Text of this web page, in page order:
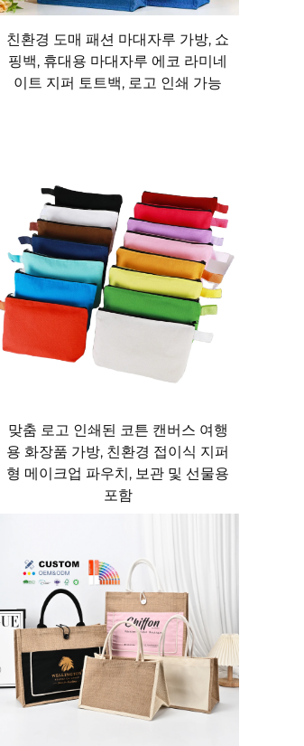
는 저렴해 보이거나(혹은 무료
플라스틱 봉투를 대체할 수
추가로 비용을 절감할 수 있습
니다. 예산을 신중하게 관리하
가능성이 뛰어난 자루 가방 한
에 통조림 식품과 유제품에서
고기와 생선을 신선한 농산물
자루 가방은 식료품을 안전하고
든지 사용할 수 있도록 준비하
리닝 업소 또는 카페로의 짧은
넉넉히 담을 수 있는 공간을 제
로 청바지와 티셔츠 차림의 캐
인 '잡동사니 가방' 역할도 훌륭
친환경 도매 패션 마대자루 가방, 쇼
핑백, 휴대용 마대자루 에코 라미네
이트 지퍼 토트백, 로고 인쇄 가능
맞춤 로고 인쇄된 코튼 캔버스 여행
용 화장품 가방, 친환경 접이식 지퍼
형 메이크업 파우치, 보관 및 선물용
포함